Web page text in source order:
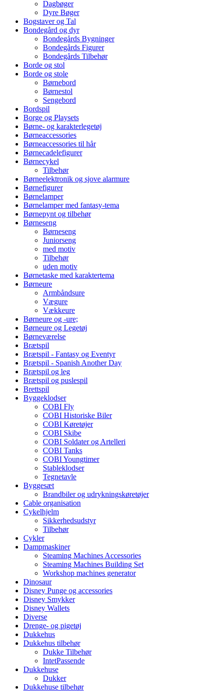
Dagbøger
Dyre Bøger
Bogstaver og Tal
Bondegård og dyr
Bondegårds Bygninger
Bondegårds Figurer
Bondegårds Tilbehør
Borde og stol
Borde og stole
Børnebord
Børnestol
Sengebord
Bordspil
Borge og Playsets
Børne- og karakterlegetøj
Børneaccessories
Børneaccessories til hår
Børnecadelefigurer
Børnecykel
Tilbehør
Børneelektronik og sjove alarmure
Børnefigurer
Børnelamper
Børnelamper med fantasy-tema
Børnepynt og tilbehør
Børneseng
Børneseng
Juniorseng
med motiv
Tilbehør
uden motiv
Børnetaske med karaktertema
Børneure
Armbåndsure
Vægure
Vækkeure
Børneure og -ure;
Børneure og Legetøj
Børneværelse
Brætspil
Brætspil - Fantasy og Eventyr
Brætspil - Spanish Another Day
Brætspil og leg
Brætspil og puslespil
Brettspil
Byggeklodser
COBI Fly
COBI Historiske Biler
COBI Køretøjer
COBI Skibe
COBI Soldater og Artelleri
COBI Tanks
COBI Youngtimer
Stableklodser
Tegnetavle
Byggesæt
Brandbiler og udrykningskøretøjer
Cable organisation
Cykelhjelm
Sikkerhedsudstyr
Tilbehør
Cykler
Dampmaskiner
Steaming Machines Accessories
Steaming Machines Building Set
Workshop machines generator
Dinosaur
Disney Punge og accessories
Disney Smykker
Disney Wallets
Diverse
Drenge- og pigetøj
Dukkehus
Dukkehus tilbehør
Dukke Tilbehør
IntetPassende
Dukkehuse
Dukker
Dukkehuse tilbehør